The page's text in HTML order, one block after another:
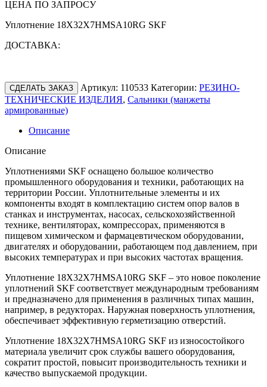
ЦЕНА ПО ЗАПРОСУ
Уплотнение 18X32X7HMSA10RG SKF
ДОСТАВКА:
СДЕЛАТЬ ЗАКАЗ Артикул: 110533 Категории: РЕЗИНО-
ТЕХНИЧЕСКИЕ ИЗДЕЛИЯ, Сальники (манжеты
армированные)
Описание
Описание
Уплотнениями SKF оснащено большое количество
промышленного оборудования и техники, работающих на
территории России. Уплотнительные элементы и их
компоненты входят в комплектацию систем опор валов в
станках и инструментах, насосах, сельскохозяйственной
технике, вентиляторах, компрессорах, применяются в
пищевом химическом и фармацевтическом оборудовании,
двигателях и оборудовании, работающем под давлением, при
высоких температурах и при высоких частотах вращения.
Уплотнение 18X32X7HMSA10RG SKF – это новое поколение
уплотнений SKF соответствует международным требованиям
и предназначено для применения в различных типах машин,
например, в редукторах. Наружная поверхность уплотнения,
обеспечивает эффективную герметизацию отверстий.
Уплотнение 18X32X7HMSA10RG SKF из износостойкого
материала увеличит срок службы вашего оборудования,
сократит простой, повысит производительность техники и
качество выпускаемой продукции.